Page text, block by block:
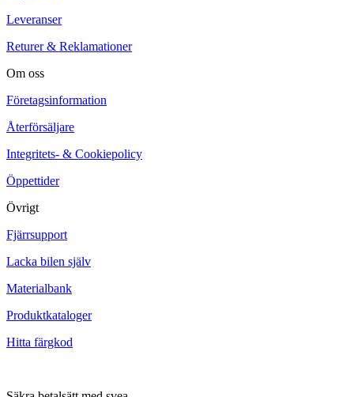
Leveranser
Returer & Reklamationer
Om oss
Företagsinformation
Återförsäljare
Integritets- & Cookiepolicy
Öppettider
Övrigt
Fjärrsupport
Lacka bilen själv
Materialbank
Produktkataloger
Hitta färgkod